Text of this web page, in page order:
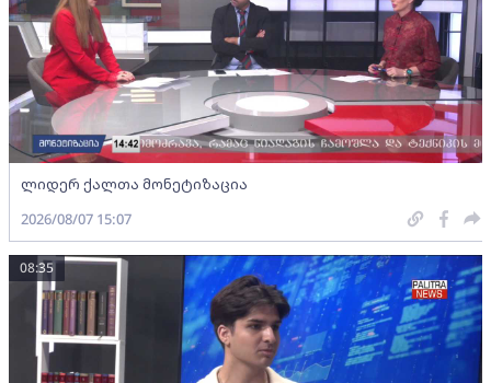
ლიდერ ქალთა მონეტიზაცია
2026/08/07 15:07
08:35